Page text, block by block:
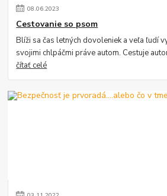
08.06.2023
Cestovanie so psom
Blíži sa čas letných dovoleniek a veľa ľudí
svojimi chlpáčmi práve autom. Cestuje
čítať celé